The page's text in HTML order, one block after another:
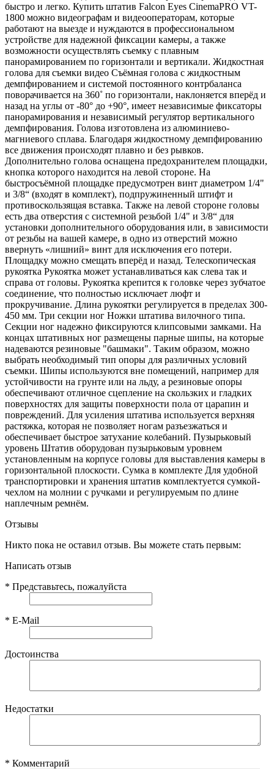
быстро и легко. Купить штатив Falcon Eyes CinemaPRO VT-
1800 можно видеографам и видеооператорам, которые
работают на выезде и нуждаются в профессиональном
устройстве для надежной фиксации камеры, а также
возможности осуществлять съемку с плавным
панорамированием по горизонтали и вертикали. Жидкостная
голова для съемки видео Съёмная голова с жидкостным
демпфированием и системой постоянного контрбаланса
поворачивается на 360˚ по горизонтали, наклоняется вперёд и
назад на углы от -80° до +90°, имеет независимые фиксаторы
панорамирования и независимый регулятор вертикального
демпфирования. Голова изготовлена из алюминиево-
магниевого сплава. Благодаря жидкостному демпфированию
все движения происходят плавно и без рывков.
Дополнительно голова оснащена предохранителем площадки,
кнопка которого находится на левой стороне. На
быстросъёмной площадке предусмотрен винт диаметром 1/4"
и 3/8“ (входят в комплект), подпружиненный штифт и
противоскользящая вставка. Также на левой стороне головы
есть два отверстия с системной резьбой 1/4" и 3/8“ для
установки дополнительного оборудования или, в зависимости
от резьбы на вашей камере, в одно из отверстий можно
ввернуть «лишний» винт для исключения его потери.
Площадку можно смещать вперёд и назад. Телескопическая
рукоятка Рукоятка может устанавливаться как слева так и
справа от головы. Рукоятка крепится к головке через зубчатое
соединение, что полностью исключает люфт и
прокручивание. Длина рукоятки регулируется в пределах 300-
450 мм. Три секции ног Ножки штатива вилочного типа.
Секции ног надежно фиксируются клипсовыми замками. На
концах штативных ног размещены парные шипы, на которые
надеваются резиновые "башмаки". Таким образом, можно
выбрать необходимый тип опоры для различных условий
съемки. Шипы используются вне помещений, например для
устойчивости на грунте или на льду, а резиновые опоры
обеспечивают отличное сцепление на скользких и гладких
поверхностях для защиты поверхности пола от царапин и
повреждений. Для усиления штатива используется верхняя
растяжка, которая не позволяет ногам разъезжаться и
обеспечивает быстрое затухание колебаний. Пузырьковый
уровень Штатив оборудован пузырьковым уровнем
установленным на корпусе головы для выставления камеры в
горизонтальной плоскости. Сумка в комплекте Для удобной
транспортировки и хранения штатив комплектуется сумкой-
чехлом на молнии с ручками и регулируемым по длине
наплечным ремнём.
Отзывы
Никто пока не оставил отзыв. Вы можете стать первым:
Написать отзыв
* Представьтесь, пожалуйста
* E-Mail
Достоинства
Недостатки
* Комментарий